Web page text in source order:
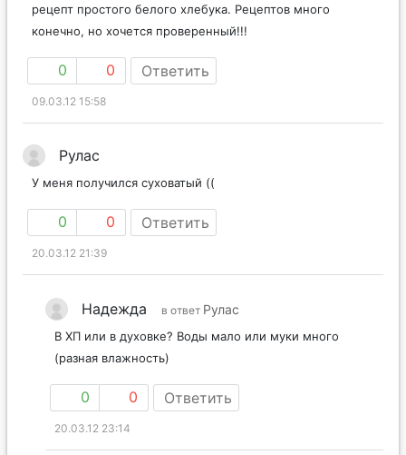
рецепт простого белого хлебука. Рецептов много
конечно, но хочется проверенный!!!
0 0 Ответить
09.03.12 15:58
Рулас
У меня получился суховатый ((
0 0 Ответить
20.03.12 21:39
Надежда в ответ Рулас
В ХП или в духовке? Воды мало или муки много
(разная влажность)
0 0 Ответить
20.03.12 23:14